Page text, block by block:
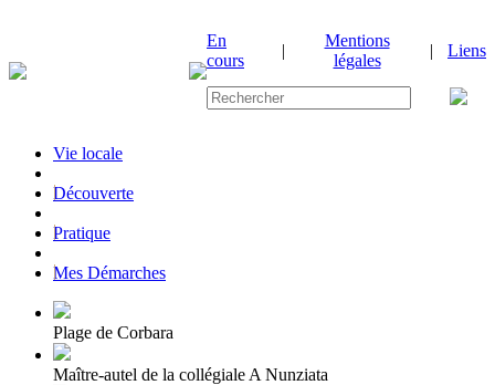
En
cours
|
Mentions
légales
| Liens
Vie locale
|Découverte
|Pratique
|Mes Démarches
Plage de Corbara
Maître-autel de la collégiale A Nunziata